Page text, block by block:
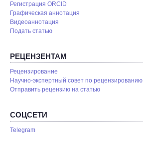
Регистрация ORCID
Графическая аннотация
Видеоаннотация
Подать статью
РЕЦЕНЗЕНТАМ
Рецензирование
Научно-экспертный совет по рецензированию
Отправить рецензию на статью
СОЦСЕТИ
Telegram